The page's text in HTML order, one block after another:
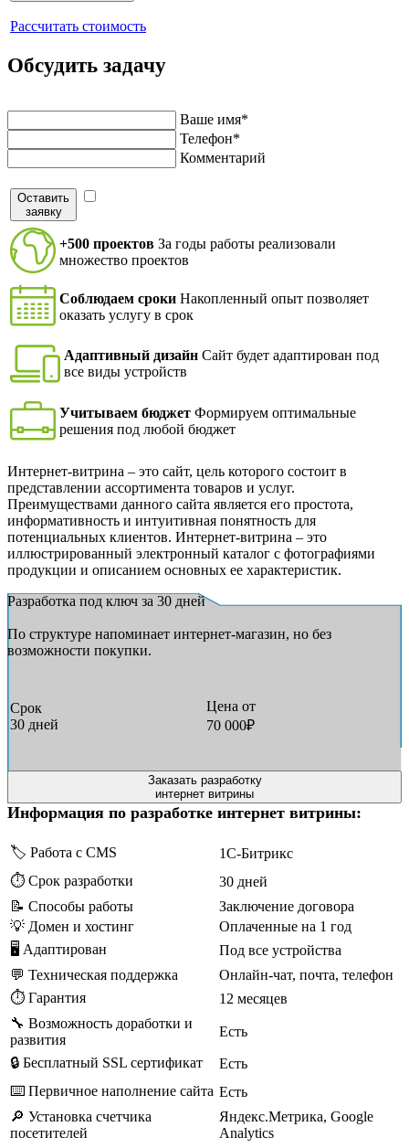
Рассчитать стоимость
Обсудить задачу
Ваше имя*
Телефон*
Комментарий
Оставить
заявку
+500 проектов За годы работы реализовали
множество проектов
Соблюдаем сроки Накопленный опыт позволяет
оказать услугу в срок
Адаптивный дизайн Сайт будет адаптирован под
все виды устройств
Учитываем бюджет Формируем оптимальные
решения под любой бюджет
Интернет-витрина – это сайт, цель которого состоит в
представлении ассортимента товаров и услуг.
Преимуществами данного сайта является его простота,
информативность и интуитивная понятность для
потенциальных клиентов. Интернет-витрина – это
иллюстрированный электронный каталог с фотографиями
продукции и описанием основных ее характеристик.
Разработка под ключ за 30 дней
По структуре напоминает интернет-магазин, но без
возможности покупки.
Срок
30 дней
Цена от
70 000₽
Заказать разработку
интернет витрины
Информация по разработке интернет витрины:
🏷️ Работа с CMS
1С-Битрикс
⏱️ Срок разработки
30 дней
📝 Способы работы
Заключение договора
💡 Домен и хостинг
Оплаченные на 1 год
🖥 Адаптирован
Под все устройства
💬 Техническая поддержка
Онлайн-чат, почта, телефон
⏱️ Гарантия
12 месяцев
🔧 Возможность доработки и
развития
Есть
🔒 Бесплатный SSL сертификат
Есть
⌨️ Первичное наполнение сайта Есть
🔎 Установка счетчика
посетителей
Яндекс.Метрика, Google
Analytics